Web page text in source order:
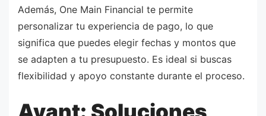
Además, One Main Financial te permite
personalizar tu experiencia de pago, lo que
significa que puedes elegir fechas y montos que
se adapten a tu presupuesto. Es ideal si buscas
flexibilidad y apoyo constante durante el proceso.